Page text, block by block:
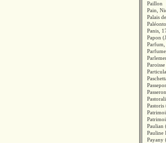
Paillon
Pain,
Palais
Panis,
Papon
Paulian
Pauline
Payany